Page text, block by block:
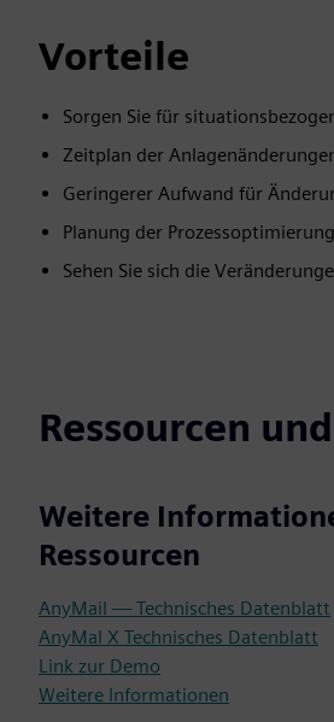
Vorteile
Sorgen Sie für
Zeitplan der
Geringerer Aufwand für
Planung der Prozessoptimierung
Sehen Sie sich die
Ressourcen
Weitere
Ressourcen
AnyMail — Technisches Datenblatt
AnyMal X Technisches Datenblatt
Link zur Demo
Weitere Informationen